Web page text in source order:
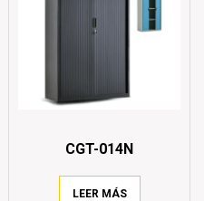
CGT-014N
LEER MÁS